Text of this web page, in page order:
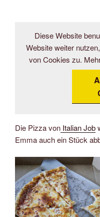
Diese Website
Website weiter
von Cookies zu.
Die Pizza von Italian Job
Emma auch ein Stück